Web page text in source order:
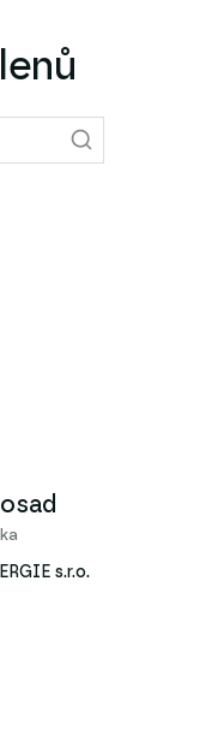
s.r.o.